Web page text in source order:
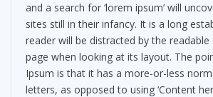
and a search for ‘lorem ipsum’ will
sites still in their infancy. It is a long
reader will be distracted by the
page when looking at its layout. The
Ipsum is that it has a more-or-less
letters, as opposed to using ‘Content